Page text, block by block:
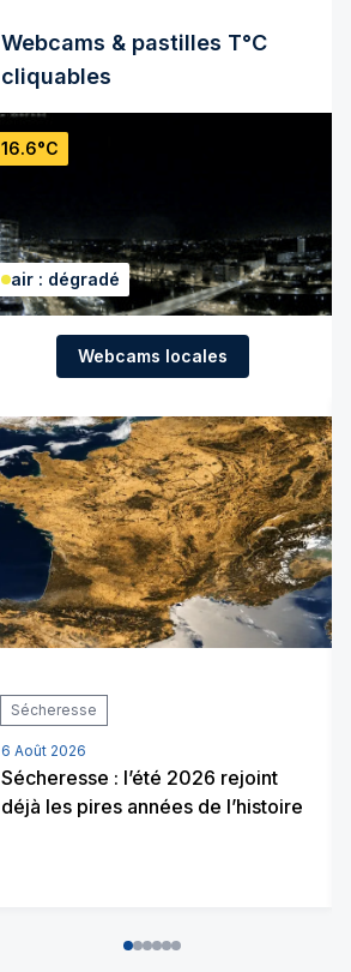
Webcams & pastilles T°C
cliquables
16.6°C
air : dégradé
Webcams locales
Sécheresse
6 Août 2026
Sécheresse : l’été 2026 rejoint
déjà les pires années de l’histoire
012345